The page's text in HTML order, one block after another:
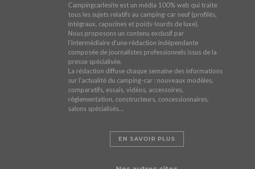
Campingcarlesite est un média 100% web qui traite
tous les sujets relatifs au camping-car neuf (profilés,
intégraux, capucines et poids-lourds de luxe).
Nous proposons un contenu exclusif par
l’intermédiaire d’une rédaction indépendante
composée de journalistes professionnels issus de la
presse spécialisée.
La rédaction diffuse chaque semaine des informations
sur l’actualité du camping-car : nouveaux modèles,
comparatifs, essais, vidéos, accessoires,
réglementation, constructeurs, concessionnaires,
salons spécialisés…
EN SAVOIR PLUS